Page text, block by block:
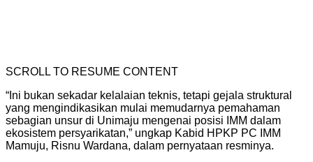
SCROLL TO RESUME CONTENT
“Ini bukan sekadar kelalaian teknis, tetapi gejala struktural
yang mengindikasikan mulai memudarnya pemahaman
sebagian unsur di Unimaju mengenai posisi IMM dalam
ekosistem persyarikatan,” ungkap Kabid HPKP PC IMM
Mamuju, Risnu Wardana, dalam pernyataan resminya.